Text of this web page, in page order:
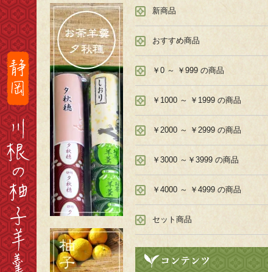
新商品
おすすめ商品
￥0 ～ ￥999 の商品
￥1000 ～ ￥1999 の商品
￥2000 ～ ￥2999 の商品
￥3000 ～￥3999 の商品
￥4000 ～ ￥4999 の商品
セット商品